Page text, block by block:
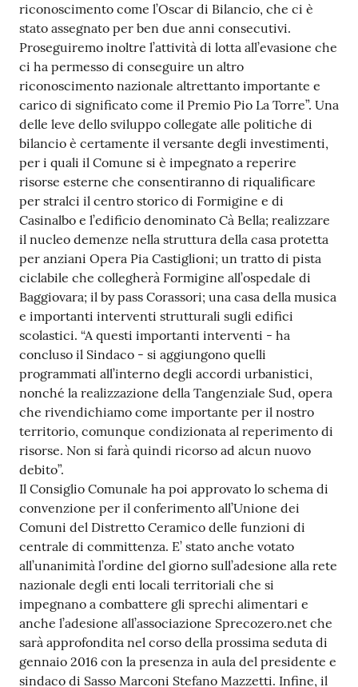
riconoscimento come l’Oscar di Bilancio, che ci è
stato assegnato per ben due anni consecutivi.
Proseguiremo inoltre l’attività di lotta all’evasione che
ci ha permesso di conseguire un altro
riconoscimento nazionale altrettanto importante e
carico di significato come il Premio Pio La Torre”. Una
delle leve dello sviluppo collegate alle politiche di
bilancio è certamente il versante degli investimenti,
per i quali il Comune si è impegnato a reperire
risorse esterne che consentiranno di riqualificare
per stralci il centro storico di Formigine e di
Casinalbo e l’edificio denominato Cà Bella; realizzare
il nucleo demenze nella struttura della casa protetta
per anziani Opera Pia Castiglioni; un tratto di pista
ciclabile che collegherà Formigine all’ospedale di
Baggiovara; il by pass Corassori; una casa della musica
e importanti interventi strutturali sugli edifici
scolastici. “A questi importanti interventi - ha
concluso il Sindaco - si aggiungono quelli
programmati all’interno degli accordi urbanistici,
nonché la realizzazione della Tangenziale Sud, opera
che rivendichiamo come importante per il nostro
territorio, comunque condizionata al reperimento di
risorse. Non si farà quindi ricorso ad alcun nuovo
debito”.
Il Consiglio Comunale ha poi approvato lo schema di
convenzione per il conferimento all’Unione dei
Comuni del Distretto Ceramico delle funzioni di
centrale di committenza. E’ stato anche votato
all’unanimità l’ordine del giorno sull’adesione alla rete
nazionale degli enti locali territoriali che si
impegnano a combattere gli sprechi alimentari e
anche l’adesione all’associazione Sprecozero.net che
sarà approfondita nel corso della prossima seduta di
gennaio 2016 con la presenza in aula del presidente e
sindaco di Sasso Marconi Stefano Mazzetti. Infine, il